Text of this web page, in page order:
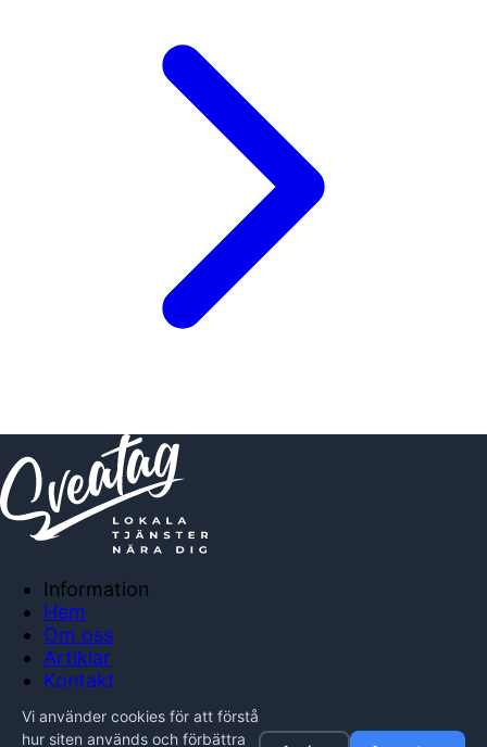
Information
Hem
Om oss
Artiklar
Kontakt
Integritetspolicy
Vi använder cookies för att förstå
hur siten används och förbättra